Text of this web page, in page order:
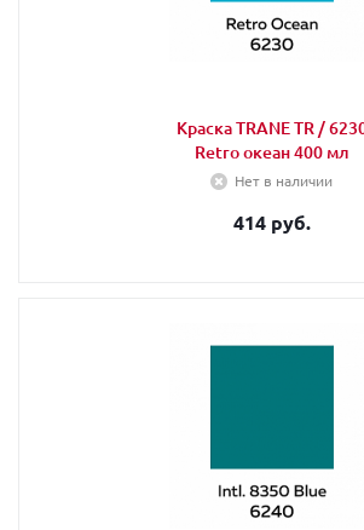
Краска TRANE TR / 6230
Retro океан 400 мл
Нет в наличии
414 руб.